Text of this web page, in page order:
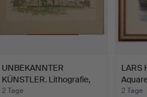
UNBEKANNTER
KÜNSTLER. Lithografie,
chateau…
2 Tage
LARS
2 Tage